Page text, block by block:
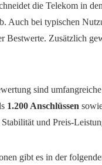
die Telekom in
Auch bei typischen
Bestwerte. Zusätzlich
sind
1.200 Anschlüssen
und Preis-
gibt es in der